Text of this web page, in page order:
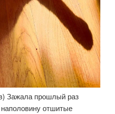
Зажала прошлый раз
отшитые